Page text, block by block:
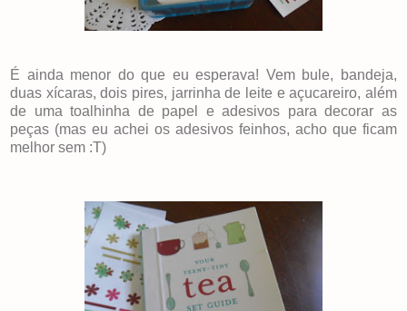
É ainda menor do que eu esperava! Vem bule, bandeja,
duas xícaras, dois pires, jarrinha de leite e açucareiro, além
de uma toalhinha de papel e adesivos para decorar as
peças (mas eu achei os adesivos feinhos, acho que ficam
melhor sem :T)